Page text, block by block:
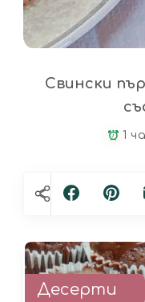
Свински
1
Десерти